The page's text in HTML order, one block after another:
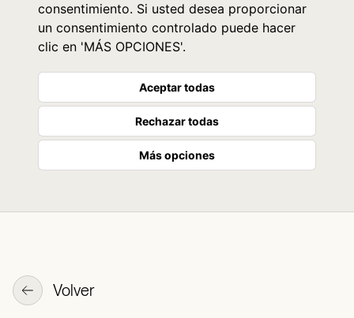
consentimiento. Si usted desea proporcionar
un consentimiento controlado puede hacer
clic en 'MÁS OPCIONES'.
Aceptar todas
Rechazar todas
Más opciones
Volver